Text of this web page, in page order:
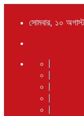
সোমবার, ১০